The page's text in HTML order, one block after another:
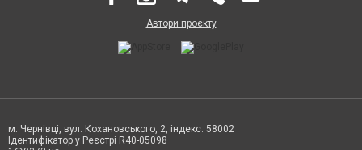
Автори проєкту
м. Чернівці, вул. Кохановського, 2, індекс: 58002
Ідентифікатор у Реєстрі R40-05098